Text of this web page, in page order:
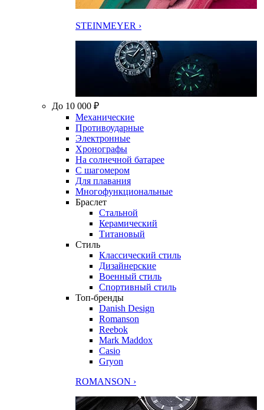
STEINMEYER ›
До 10 000 ₽
Механические
Противоударные
Электронные
Хронографы
На солнечной батарее
С шагомером
Для плавания
Многофункциональные
Браслет
Стальной
Керамический
Титановый
Стиль
Классический стиль
Дизайнерские
Военный стиль
Спортивный стиль
Топ-бренды
Danish Design
Romanson
Reebok
Mark Maddox
Casio
Gryon
ROMANSON ›